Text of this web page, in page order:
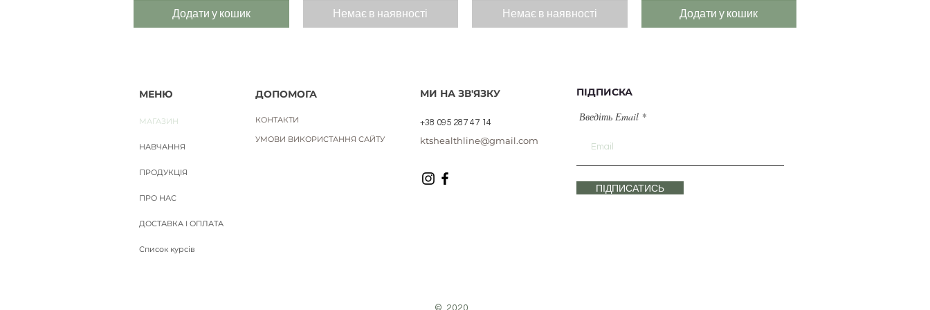
Додати у кошик Немає в наявності Немає в наявності Додати у кошик
МЕНЮ
МАГАЗИН
НАВЧАННЯ
ПРОДУКЦІЯ
ПРО НАС
ДОСТАВКА І ОПЛАТА
Список курсів
ДОПОМОГА
КОНТАКТИ
УМОВИ ВИКОРИСТАННЯ САЙТУ
МИ НА ЗВ'ЯЗКУ
+38 095 287 47 14
ktshealthline@gmail.com
ПІДПИСКА
Введіть Email
ПІДПИСАТИСЬ